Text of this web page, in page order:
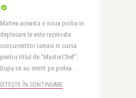
Martea aceasta o noua proba in
deplasare le este rezervata
concurentilor ramasi in cursa
pentru titlul de “MasterChef”.
Dupa ce au simtit pe pielea ..
CITEȘTE ÎN CONTINUARE